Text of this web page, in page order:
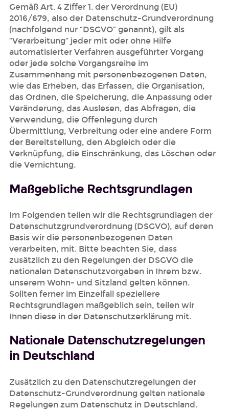
Gemäß Art. 4 Ziffer 1. der Verordnung (EU)
2016/679, also der Datenschutz-Grundverordnung
(nachfolgend nur “DSGVO” genannt), gilt als
“Verarbeitung” jeder mit oder ohne Hilfe
automatisierter Verfahren ausgeführter Vorgang
oder jede solche Vorgangsreihe im
Zusammenhang mit personenbezogenen Daten,
wie das Erheben, das Erfassen, die Organisation,
das Ordnen, die Speicherung, die Anpassung oder
Veränderung, das Auslesen, das Abfragen, die
Verwendung, die Offenlegung durch
Übermittlung, Verbreitung oder eine andere Form
der Bereitstellung, den Abgleich oder die
Verknüpfung, die Einschränkung, das Löschen oder
die Vernichtung.
Maßgebliche Rechtsgrundlagen
Im Folgenden teilen wir die Rechtsgrundlagen der
Datenschutzgrundverordnung (DSGVO), auf deren
Basis wir die personenbezogenen Daten
verarbeiten, mit. Bitte beachten Sie, dass
zusätzlich zu den Regelungen der DSGVO die
nationalen Datenschutzvorgaben in Ihrem bzw.
unserem Wohn- und Sitzland gelten können.
Sollten ferner im Einzelfall speziellere
Rechtsgrundlagen maßgeblich sein, teilen wir
Ihnen diese in der Datenschutzerklärung mit.
Nationale Datenschutzregelungen
in Deutschland
Zusätzlich zu den Datenschutzregelungen der
Datenschutz-Grundverordnung gelten nationale
Regelungen zum Datenschutz in Deutschland.